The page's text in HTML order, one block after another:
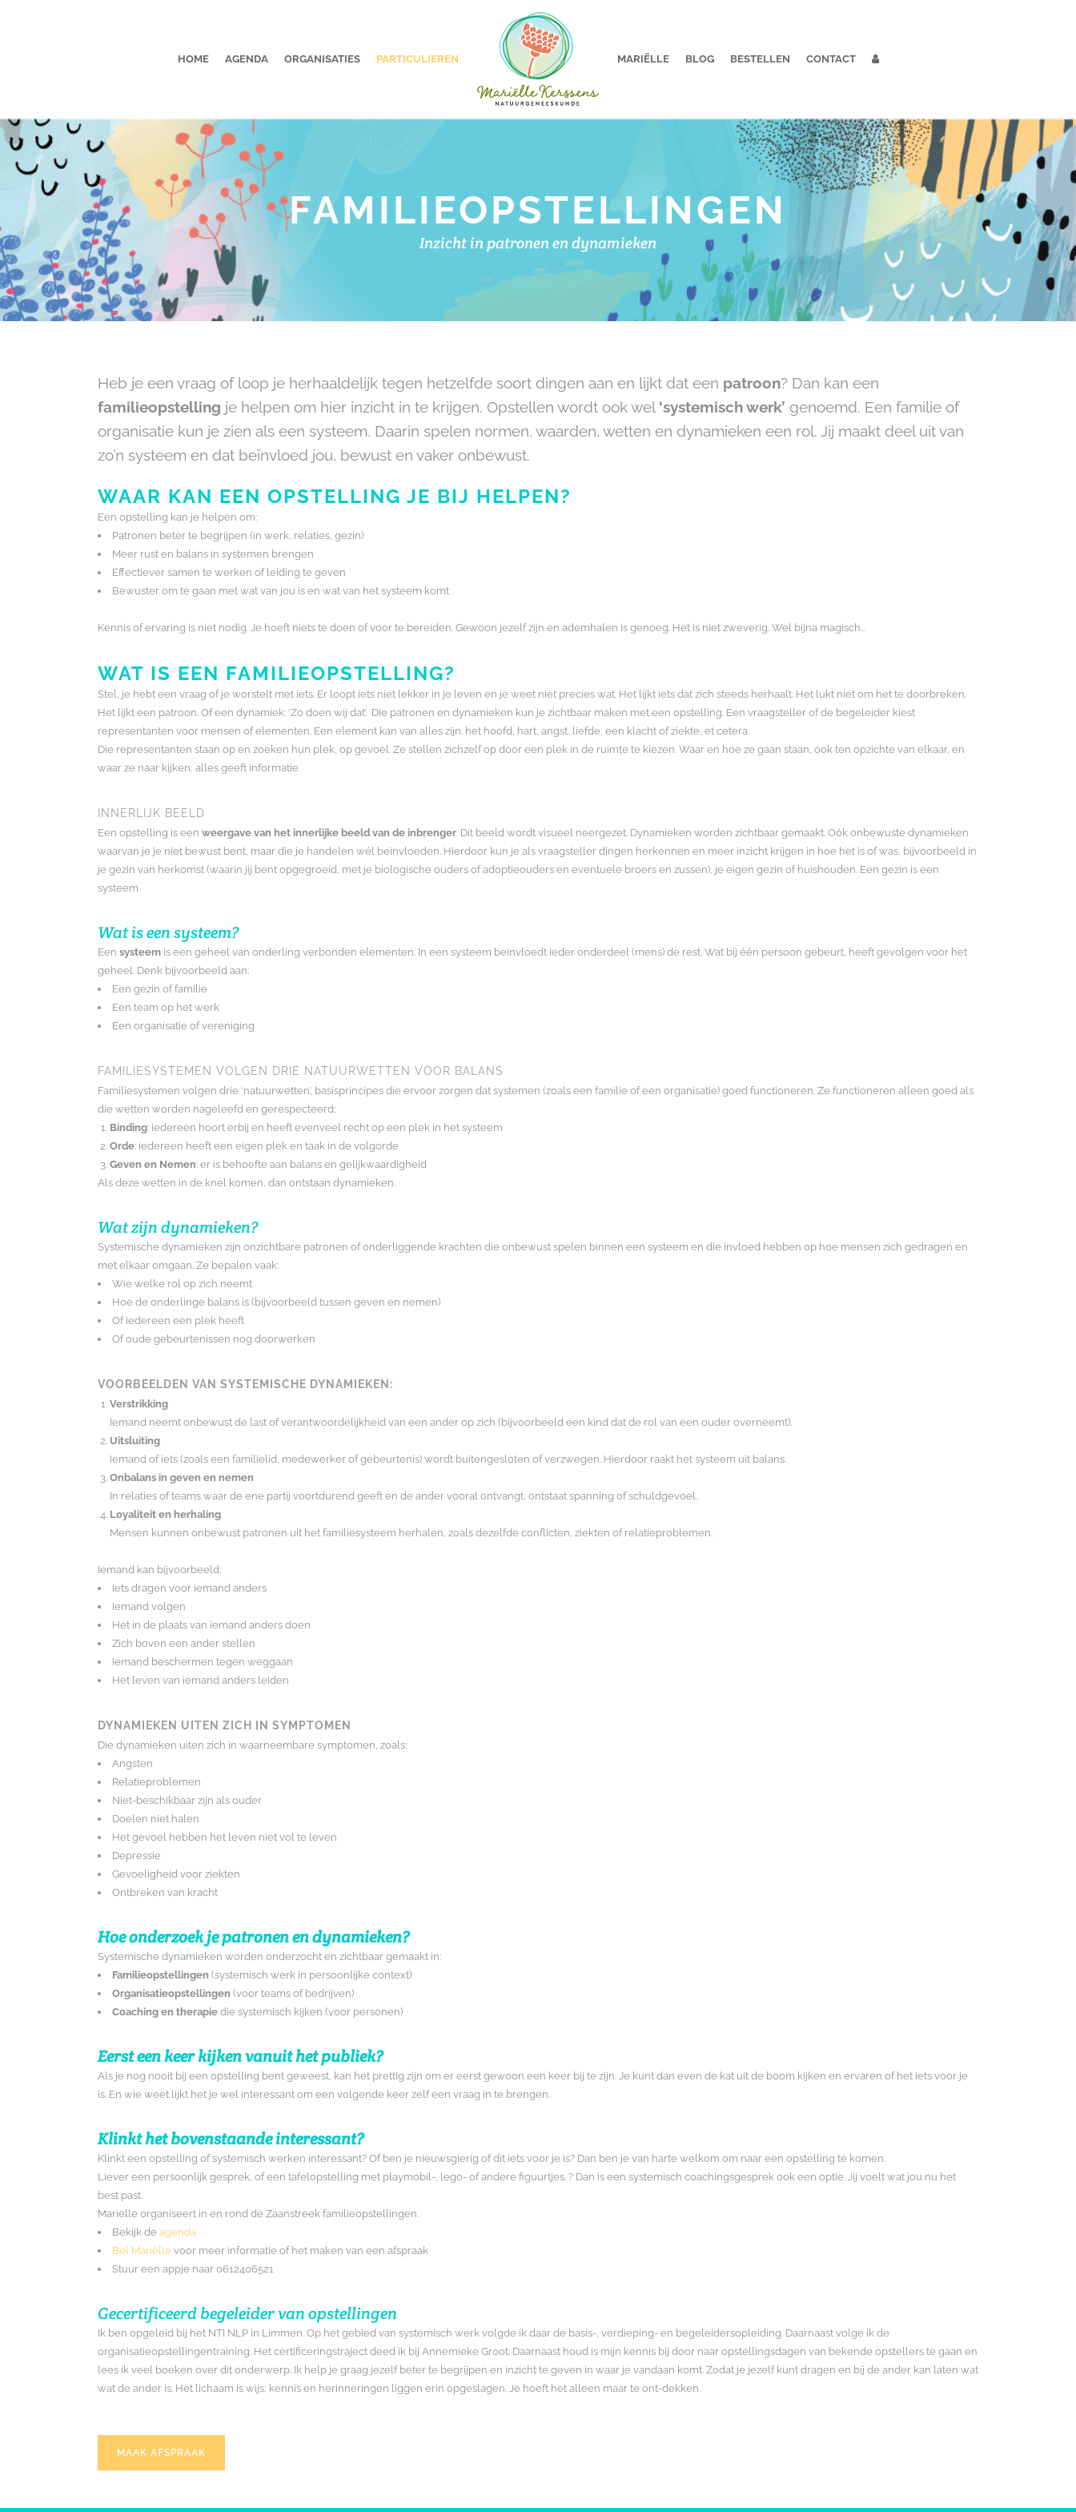
HOME AGENDA ORGANISATIES PARTICULIEREN MARIËLLE BLOG BESTELLEN CONTACT
FAMILIEOPSTELLINGEN
Inzicht in patronen en dynamieken
Heb je een vraag of loop je herhaaldelijk tegen hetzelfde soort dingen aan en lijkt dat een patroon? Dan kan een
familieopstelling je helpen om hier inzicht in te krijgen. Opstellen wordt ook wel ‘systemisch werk’ genoemd. Een familie of
organisatie kun je zien als een systeem. Daarin spelen normen, waarden, wetten en dynamieken een rol. Jij maakt deel uit van
zo’n systeem en dat beïnvloed jou, bewust en vaker onbewust.
WAAR KAN EEN OPSTELLING JE BIJ HELPEN?
Een opstelling kan je helpen om:
Patronen beter te begrijpen (in werk, relaties, gezin)
Meer rust en balans in systemen brengen
Effectiever samen te werken of leiding te geven
Bewuster om te gaan met wat van jou is en wat van het systeem komt
Kennis of ervaring is niet nodig. Je hoeft niets te doen of voor te bereiden. Gewoon jezelf zijn en ademhalen is genoeg. Het is niet zweverig. Wel bijna magisch…
WAT IS EEN FAMILIEOPSTELLING?
Stel, je hebt een vraag of je worstelt met iets. Er loopt iets niet lekker in je leven en je weet niet precies wat. Het lijkt iets dat zich steeds herhaalt. Het lukt niet om het te doorbreken.
Het lijkt een patroon. Of een dynamiek: ‘Zo doen wij dat’. Die patronen en dynamieken kun je zichtbaar maken met een opstelling. Een vraagsteller of de begeleider kiest
representanten voor mensen of elementen. Een element kan van alles zijn: het hoofd, hart, angst, liefde, een klacht of ziekte, et cetera.
Die representanten staan op en zoeken hun plek, op gevoel. Ze stellen zichzelf op door een plek in de ruimte te kiezen. Waar en hoe ze gaan staan, ook ten opzichte van elkaar, en
waar ze naar kijken, alles geeft informatie.
INNERLIJK BEELD
Een opstelling is een weergave van het innerlijke beeld van de inbrenger . Dit beeld wordt visueel neergezet. Dynamieken worden zichtbaar gemaakt. Oók onbewuste dynamieken
waarvan je je niet bewust bent, maar die je handelen wél beïnvloeden. Hierdoor kun je als vraagsteller dingen herkennen en meer inzicht krijgen in hoe het is of was, bijvoorbeeld in
je gezin van herkomst (waarin jij bent opgegroeid, met je biologische ouders of adoptieouders en eventuele broers en zussen), je eigen gezin of huishouden. Een gezin is een
systeem.
Wat is een systeem?
Een systeem is een geheel van onderling verbonden elementen. In een systeem beïnvloedt ieder onderdeel (mens) de rest. Wat bij één persoon gebeurt, heeft gevolgen voor het
geheel. Denk bijvoorbeeld aan:
Een gezin of familie
Een team op het werk
Een organisatie of vereniging
FAMILIESYSTEMEN VOLGEN DRIE NATUURWETTEN VOOR BALANS
Familiesystemen volgen drie ‘natuurwetten’, basisprincipes die ervoor zorgen dat systemen (zoals een familie of een organisatie) goed functioneren. Ze functioneren alleen goed als
die wetten worden nageleefd en gerespecteerd:
Binding: iedereen hoort erbij en heeft evenveel recht op een plek in het systeem
Orde: iedereen heeft een eigen plek en taak in de volgorde
Geven en Nemen: er is behoefte aan balans en gelijkwaardigheid
Als deze wetten in de knel komen, dan ontstaan dynamieken.
Wat zijn dynamieken?
Systemische dynamieken zijn onzichtbare patronen of onderliggende krachten die onbewust spelen binnen een systeem en die invloed hebben op hoe mensen zich gedragen en
met elkaar omgaan. Ze bepalen vaak:
Wie welke rol op zich neemt
Hoe de onderlinge balans is (bijvoorbeeld tussen geven en nemen)
Of iedereen een plek heeft
Of oude gebeurtenissen nog doorwerken
VOORBEELDEN VAN SYSTEMISCHE DYNAMIEKEN:
Verstrikking
Iemand neemt onbewust de last of verantwoordelijkheid van een ander op zich (bijvoorbeeld een kind dat de rol van een ouder overneemt).
Uitsluiting
Iemand of iets (zoals een familielid, medewerker of gebeurtenis) wordt buitengesloten of verzwegen. Hierdoor raakt het systeem uit balans.
Onbalans in geven en nemen
In relaties of teams waar de ene partij voortdurend geeft en de ander vooral ontvangt, ontstaat spanning of schuldgevoel.
Loyaliteit en herhaling
Mensen kunnen onbewust patronen uit het familiesysteem herhalen, zoals dezelfde conflicten, ziekten of relatieproblemen.
Iemand kan bijvoorbeeld:
Iets dragen voor iemand anders
Iemand volgen
Het in de plaats van iemand anders doen
Zich boven een ander stellen
Iemand beschermen tegen weggaan
Het leven van iemand anders leiden
DYNAMIEKEN UITEN ZICH IN SYMPTOMEN
Die dynamieken uiten zich in waarneembare symptomen, zoals:
Angsten
Relatieproblemen
Niet-beschikbaar zijn als ouder
Doelen niet halen
Het gevoel hebben het leven niet vol te leven
Depressie
Gevoeligheid voor ziekten
Ontbreken van kracht
Hoe onderzoek je patronen en dynamieken?
Systemische dynamieken worden onderzocht en zichtbaar gemaakt in:
Familieopstellingen (systemisch werk in persoonlijke context)
Organisatieopstellingen (voor teams of bedrijven)
Coaching en therapie die systemisch kijken (voor personen)
Eerst een keer kijken vanuit het publiek?
Als je nog nooit bij een opstelling bent geweest, kan het prettig zijn om er eerst gewoon een keer bij te zijn. Je kunt dan even de kat uit de boom kijken en ervaren of het iets voor je
is. En wie weet lijkt het je wel interessant om een volgende keer zelf een vraag in te brengen.
Klinkt het bovenstaande interessant?
Klinkt een opstelling of systemisch werken interessant? Of ben je nieuwsgierig of dit iets voor je is? Dan ben je van harte welkom om naar een opstelling te komen.
Liever een persoonlijk gesprek, of een tafelopstelling met playmobil-, lego- of andere figuurtjes. ? Dan is een systemisch coachingsgesprek ook een optie. Jij voelt wat jou nu het
best past.
Mariëlle organiseert in en rond de Zaanstreek familieopstellingen.
Bekijk de agenda
Bel Mariëlle voor meer informatie of het maken van een afspraak
Stuur een appje naar 0612406521
Gecertificeerd begeleider van opstellingen
Ik ben opgeleid bij het NTI NLP in Limmen. Op het gebied van systemisch werk volgde ik daar de basis-, verdieping- en begeleidersopleiding. Daarnaast volge ik de
organisatieopstellingentraining. Het certificeringstraject deed ik bij Annemieke Groot. Daarnaast houd is mijn kennis bij door naar opstellingsdagen van bekende opstellers te gaan en
lees ik veel boeken over dit onderwerp. Ik help je graag jezelf beter te begrijpen en inzicht te geven in waar je vandaan komt. Zodat je jezelf kunt dragen en bij de ander kan laten wat
wat de ander is. Het lichaam is wijs; kennis en herinneringen liggen erin opgeslagen. Je hoeft het alleen maar te ont-dekken.
MAAK AFSPRAAK